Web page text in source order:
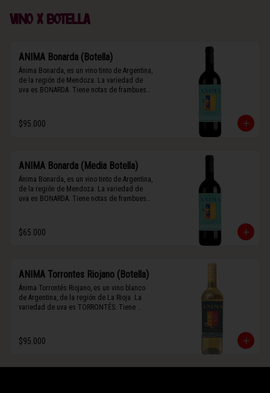
Vino x botella
ANIMA Bonarda (Botella)
Ánima Bonarda, es un vino tinto de Argentina,
de la región de Mendoza. La variedad de
uva es BONARDA. Tiene notas de frambuesa
por barrica por 3 meses.
$95.000
ANIMA Bonarda (Media Botella)
Ánima Bonarda, es un vino tinto de Argentina,
de la región de Mendoza. La variedad de
uva es BONARDA. Tiene notas de frambuesa
por barrica por 3 meses.
$65.000
ANIMA Torrontes Riojano (Botella)
Ánima Torrontés Riojano, es un vino blanco
de Argentina, de la región de La Rioja. La
variedad de uva es TORRONTÉS. Tiene
$95.000